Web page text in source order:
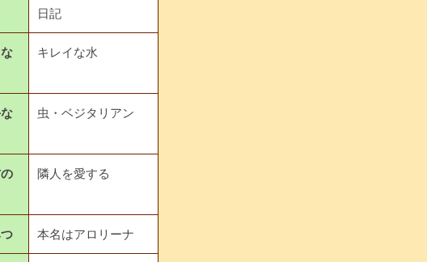
日記
キレイな水
虫・ベジタリアン
隣人を愛する
本名はアロリーナ